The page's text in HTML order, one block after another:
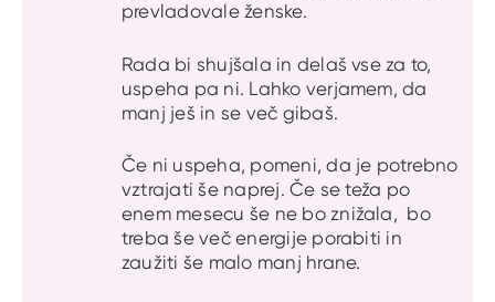
prevladovale ženske.
Rada bi shujšala in delaš vse za to,
uspeha pa ni. Lahko verjamem, da
manj ješ in se več gibaš.
Če ni uspeha, pomeni, da je potrebno
vztrajati še naprej. Če se teža po
enem mesecu še ne bo znižala, bo
treba še več energije porabiti in
zaužiti še malo manj hrane.